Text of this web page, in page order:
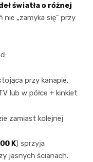
światła o różnej
„zamyka się” przy
przy kanapie,
lub w półce + kinkiet
zamiast kolejnej
K) sprzyja
jasnych ścianach.